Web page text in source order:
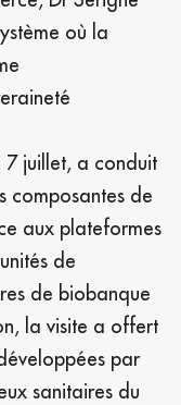
où la
7 juillet, a conduit
composantes de
aux plateformes
de
de biobanque
la visite a offert
par
sanitaires du